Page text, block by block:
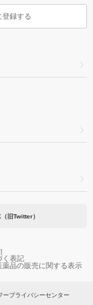
登録する
旧Twitter）
く表記
薬品の販売に関する表示
ープライバシーセンター